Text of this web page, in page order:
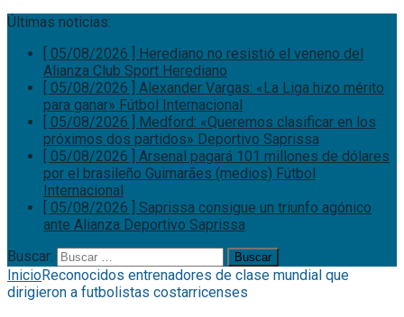
Últimas noticias:
[ 05/08/2026 ] Herediano no resistió el veneno del
Alianza Club Sport Herediano
[ 05/08/2026 ] Alexander Vargas: «La Liga hizo mérito
para ganar» Fútbol Internacional
[ 05/08/2026 ] Medford: «Queremos clasificar en los
próximos dos partidos» Deportivo Saprissa
[ 05/08/2026 ] Arsenal pagará 101 millones de dólares
por el brasileño Guimarães (medios) Fútbol
Internacional
[ 05/08/2026 ] Saprissa consigue un triunfo agónico
ante Alianza Deportivo Saprissa
Buscar:
InicioReconocidos entrenadores de clase mundial que
dirigieron a futbolistas costarricenses